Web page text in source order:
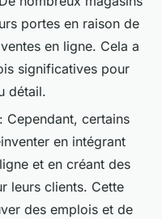
portes en raison de
en ligne. Cela a
significatives pour
détail.
: Cependant, certains
en intégrant
et en créant des
leurs clients. Cette
des emplois et de